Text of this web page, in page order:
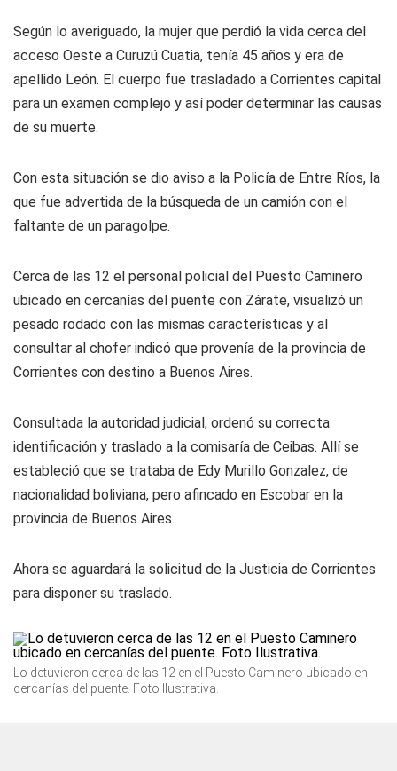
Según lo averiguado, la mujer que perdió la vida cerca del
acceso Oeste a Curuzú Cuatia, tenía 45 años y era de
apellido León. El cuerpo fue trasladado a Corrientes capital
para un examen complejo y así poder determinar las causas
de su muerte.
Con esta situación se dio aviso a la Policía de Entre Ríos, la
que fue advertida de la búsqueda de un camión con el
faltante de un paragolpe.
Cerca de las 12 el personal policial del Puesto Caminero
ubicado en cercanías del puente con Zárate, visualizó un
pesado rodado con las mismas características y al
consultar al chofer indicó que provenía de la provincia de
Corrientes con destino a Buenos Aires.
Consultada la autoridad judicial, ordenó su correcta
identificación y traslado a la comisaría de Ceibas. Allí se
estableció que se trataba de Edy Murillo Gonzalez, de
nacionalidad boliviana, pero afincado en Escobar en la
provincia de Buenos Aires.
Ahora se aguardará la solicitud de la Justicia de Corrientes
para disponer su traslado.
Lo detuvieron cerca de las 12 en el Puesto Caminero ubicado en
cercanías del puente. Foto Ilustrativa.